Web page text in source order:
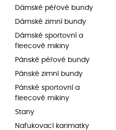
Dámské péřové bundy
Dámské zimní bundy
Dámské sportovní a
fleecové mikiny
Pánské péřové bundy
Pánské zimní bundy
Pánské sportovní a
fleecové mikiny
Stany
Nafukovací karimatky